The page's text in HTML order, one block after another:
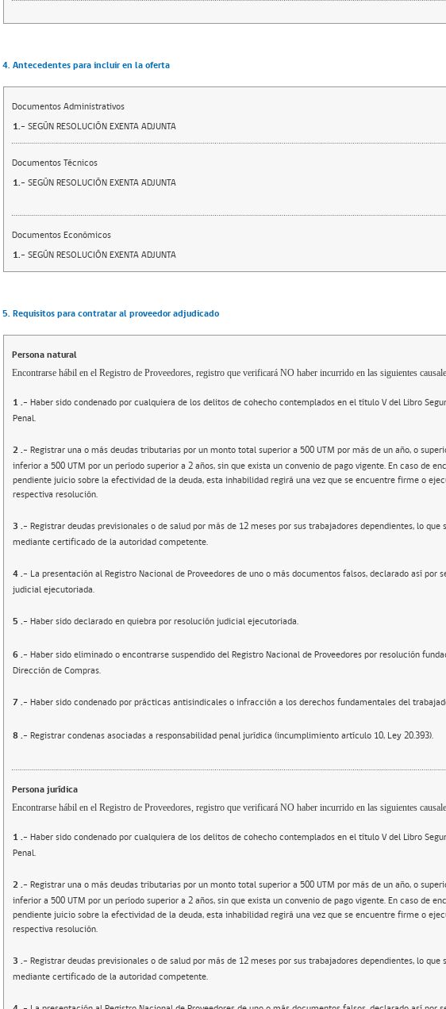
4. Antecedentes para incluir en la oferta
Documentos Administrativos
1.- SEGÚN RESOLUCIÓN EXENTA ADJUNTA
Documentos Técnicos
1.- SEGÚN RESOLUCIÓN EXENTA ADJUNTA
Documentos Económicos
1.- SEGÚN RESOLUCIÓN EXENTA ADJUNTA
5. Requisitos para contratar al proveedor adjudicado
Persona natural
Encontrarse hábil en el Registro de Proveedores, registro que verificará NO haber incurrido en las siguientes
1.- Haber sido condenado por cualquiera de los delitos de cohecho contemplados en el título V del Libro
Penal.
2.- Registrar una o más deudas tributarias por un monto total superior a 500 UTM por más de un año, o
inferior a 500 UTM por un período superior a 2 años, sin que exista un convenio de pago vigente. En caso de
pendiente juicio sobre la efectividad de la deuda, esta inhabilidad regirá una vez que se encuentre firme o
respectiva resolución.
3 .- Registrar deudas previsionales o de salud por más de 12 meses por sus trabajadores dependientes, lo que
mediante certificado de la autoridad competente.
4.- La presentación al Registro Nacional de Proveedores de uno o más documentos falsos, declarado así por
judicial ejecutoriada.
5 .- Haber sido declarado en quiebra por resolución judicial ejecutoriada.
6.- Haber sido eliminado o encontrarse suspendido del Registro Nacional de Proveedores por resolución
Dirección de Compras.
7.- Haber sido condenado por prácticas antisindicales o infracción a los derechos fundamentales del
8.- Registrar condenas asociadas a responsabilidad penal jurídica (incumplimiento artículo 10, Ley 20.393).
Persona jurídica
Encontrarse hábil en el Registro de Proveedores, registro que verificará NO haber incurrido en las siguientes
1.- Haber sido condenado por cualquiera de los delitos de cohecho contemplados en el título V del Libro
Penal.
2.- Registrar una o más deudas tributarias por un monto total superior a 500 UTM por más de un año, o
inferior a 500 UTM por un período superior a 2 años, sin que exista un convenio de pago vigente. En caso de
pendiente juicio sobre la efectividad de la deuda, esta inhabilidad regirá una vez que se encuentre firme o
respectiva resolución.
3 .- Registrar deudas previsionales o de salud por más de 12 meses por sus trabajadores dependientes, lo que
mediante certificado de la autoridad competente.